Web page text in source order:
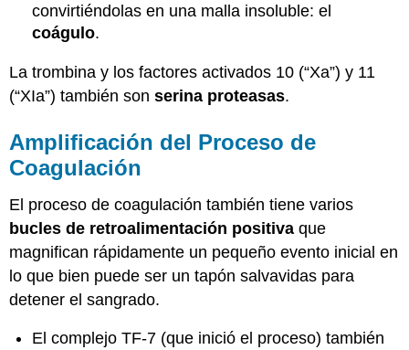
convirtiéndolas en una malla insoluble: el
coágulo.
La trombina y los factores activados 10 (“Xa”) y 11
(“XIa”) también sonserina proteasas.
Amplificación del Proceso de
Coagulación
El proceso de coagulación también tiene varios
bucles de retroalimentación positiva que
magnifican rápidamente un pequeño evento inicial en
lo que bien puede ser un tapón salvavidas para
detener el sangrado.
El complejo TF-7 (que inició el proceso) también